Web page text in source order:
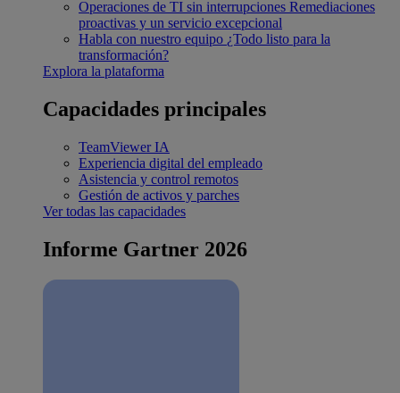
Operaciones de TI sin interrupciones Remediaciones
proactivas y un servicio excepcional
Habla con nuestro equipo ¿Todo listo para la
transformación?
Explora la plataforma
Capacidades principales
TeamViewer IA
Experiencia digital del empleado
Asistencia y control remotos
Gestión de activos y parches
Ver todas las capacidades
Informe Gartner 2026